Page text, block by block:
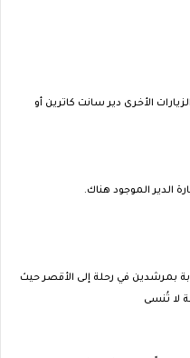
الأخرى دير سانت كاترين أو
الموجود هناك.
بمرشدين في رحلة إلى الأقصر حيث
لا تُنسى